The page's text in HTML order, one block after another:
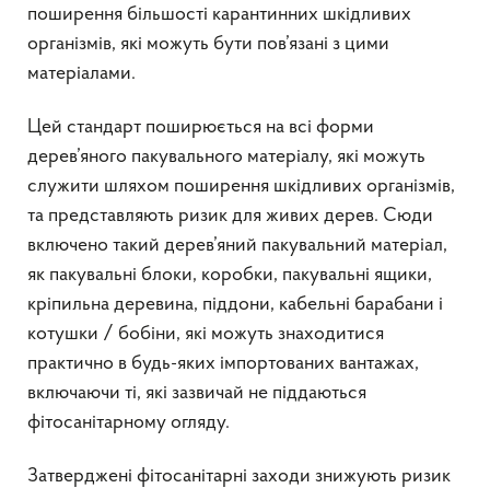
поширення більшості карантинних шкідливих
організмів, які можуть бути пов’язані з цими
матеріалами.
Цей стандарт поширюється на всі форми
дерев’яного пакувального матеріалу, які можуть
служити шляхом поширення шкідливих організмів,
та представляють ризик для живих дерев. Сюди
включено такий дерев’яний пакувальний матеріал,
як пакувальні блоки, коробки, пакувальні ящики,
кріпильна деревина, піддони, кабельні барабани і
котушки / бобіни, які можуть знаходитися
практично в будь-яких імпортованих вантажах,
включаючи ті, які зазвичай не піддаються
фітосанітарному огляду.
Затверджені фітосанітарні заходи знижують ризик